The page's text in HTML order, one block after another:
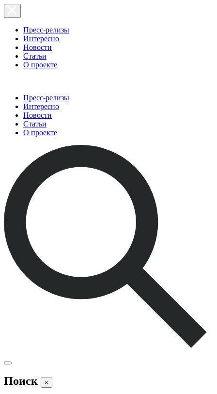
Пресс-релизы
Интересно
Новости
Статьи
О проекте
Пресс-релизы
Интересно
Новости
Статьи
О проекте
Поиск ×